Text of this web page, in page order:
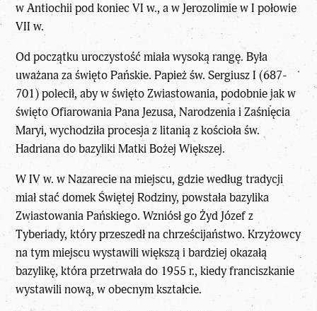
w Antiochii pod koniec VI w., a w Jerozolimie w I połowie
VII w.
Od początku uroczystość miała wysoką rangę. Była
uważana za święto Pańskie. Papież św. Sergiusz I (687-
701) polecił, aby w święto Zwiastowania, podobnie jak w
święto Ofiarowania Pana Jezusa, Narodzenia i Zaśnięcia
Maryi, wychodziła procesja z litanią z kościoła św.
Hadriana do bazyliki Matki Bożej Większej.
W IV w. w Nazarecie na miejscu, gdzie według tradycji
miał stać domek Świętej Rodziny, powstała bazylika
Zwiastowania Pańskiego. Wzniósł go Żyd Józef z
Tyberiady, który przeszedł na chrześcijaństwo. Krzyżowcy
na tym miejscu wystawili większą i bardziej okazałą
bazylikę, która przetrwała do 1955 r., kiedy franciszkanie
wystawili nową, w obecnym kształcie.